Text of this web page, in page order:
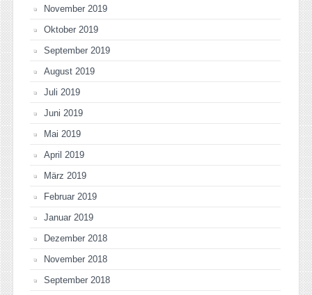
November 2019
Oktober 2019
September 2019
August 2019
Juli 2019
Juni 2019
Mai 2019
April 2019
März 2019
Februar 2019
Januar 2019
Dezember 2018
November 2018
September 2018